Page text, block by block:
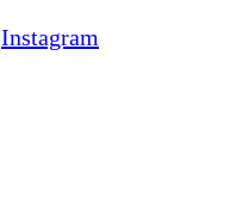
Instagram